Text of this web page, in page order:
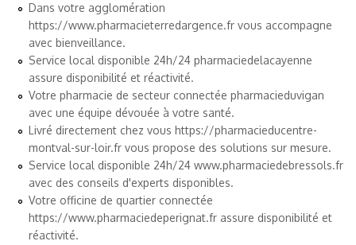
Dans votre agglomération
https://www.pharmacieterredargence.fr vous accompagne
avec bienveillance.
Service local disponible 24h/24 pharmaciedelacayenne
assure disponibilité et réactivité.
Votre pharmacie de secteur connectée pharmacieduvigan
avec une équipe dévouée à votre santé.
Livré directement chez vous https://pharmacieducentre-
montval-sur-loir.fr vous propose des solutions sur mesure.
Service local disponible 24h/24 www.pharmaciedebressols.fr
avec des conseils d'experts disponibles.
Votre officine de quartier connectée
https://www.pharmaciedeperignat.fr assure disponibilité et
réactivité.